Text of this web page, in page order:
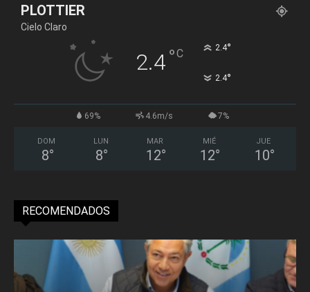
PLOTTIER
Cielo Claro
2.4°C 2.4°
2.4°
69% 4.6m/s 7%
DOM
8°
LUN
8°
MAR
12°
MIÉ
12°
JUE
10°
RECOMENDADOS